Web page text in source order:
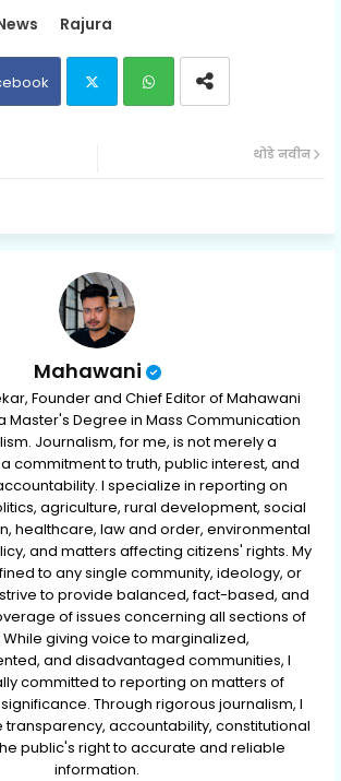
Rajura
ap
थोडे नवीन
Mahawani
Founder and Chief Editor of Mahawani
Master's Degree in Mass Communication
Journalism, for me, is not merely a
commitment to truth, public interest, and
I specialize in reporting on
agriculture, rural development, social
healthcare, law and order, environmental
and matters affecting citizens' rights. My
to any single community, ideology, or
to provide balanced, fact-based, and
of issues concerning all sections of
giving voice to marginalized,
and disadvantaged communities, I
committed to reporting on matters of
Through rigorous journalism, I
accountability, constitutional
public's right to accurate and reliable
information.